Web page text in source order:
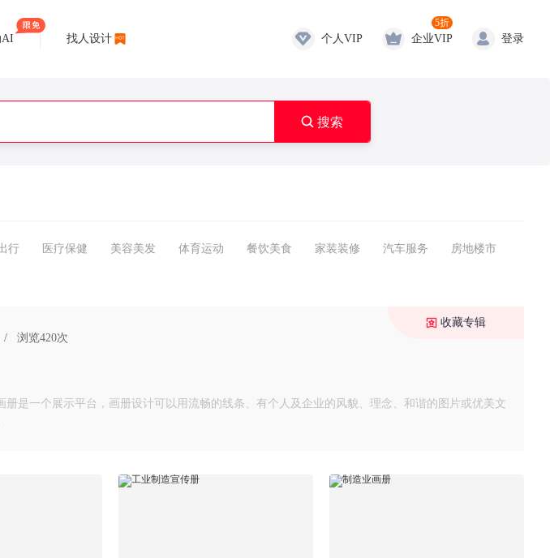
AI 找人设计 个人VIP 企业VIP
5折
登录
 搜索
行 医疗保健 美容美发 体育运动 餐饮美食 家装装修 汽车服务 房地楼市
/ 浏览420次
是一个展示平台，画册设计可以用流畅的线条、有个人及企业的风貌、理念、和谐的图片或优美文
收藏专辑